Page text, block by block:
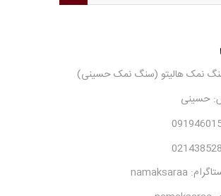
نمک هالیتو (سنگ نمک حسینی)
حسینی
namaksaraa